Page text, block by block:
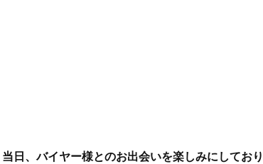
当日、バイヤー様とのお出会いを楽しみにしてお